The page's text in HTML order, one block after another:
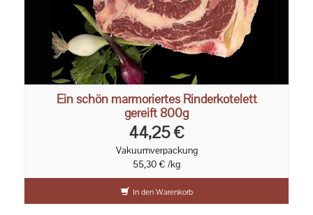
Ein schön marmoriertes Rinderkotelett
gereift 800g
44,25 €
Vakuumverpackung
55,30 € /kg
In den Warenkorb